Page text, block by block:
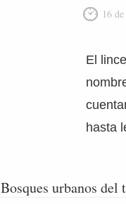
16
El
hasta
Bosques urbanos del